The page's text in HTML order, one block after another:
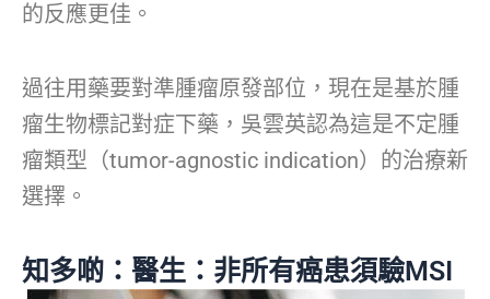
的反應更佳。
過往用藥要對準腫瘤原發部位，現在是基於腫
瘤生物標記對症下藥，吳雲英認為這是不定腫
瘤類型（tumor-agnostic indication）的治療新
選擇。
知多啲：醫生：非所有癌患須驗MSI